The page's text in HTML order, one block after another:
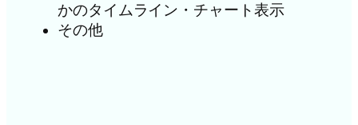
かのタイムライン・チャート表示
その他